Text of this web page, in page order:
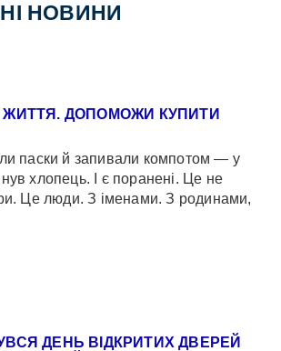
НОВИНИ
ЖИТТЯ. ДОПОМОЖИ КУПИТИ
паски й запивали компотом — у
хлопець. І є поранені. Це не
Це люди. З іменами. З родинами,
ДЕНЬ ВІДКРИТИХ ДВЕРЕЙ